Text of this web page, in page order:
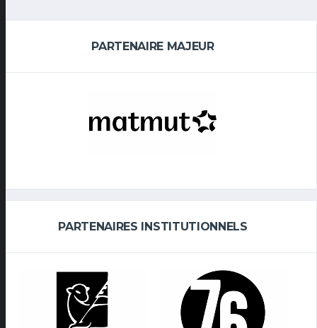
PARTENAIRE MAJEUR
PARTENAIRES INSTITUTIONNELS